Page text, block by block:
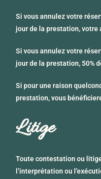
Si vous annulez votre
jour de la prestation, votre
Si vous annulez votre
jour de la prestation, 50%
Si pour une raison
prestation, vous
Litige
Toute contestation ou
l’interprétation ou